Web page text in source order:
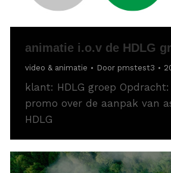
animatie i.o.v de HDLG
video & animatie Door pmstest3
klant: HDLG groep
promo over de aanpak van
HDLG